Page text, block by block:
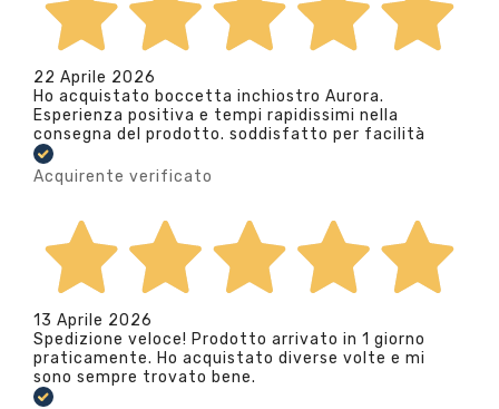
22 Aprile 2026
Ho acquistato boccetta inchiostro Aurora.
Esperienza positiva e tempi rapidissimi nella
consegna del prodotto. soddisfatto per facilità
Acquirente verificato
13 Aprile 2026
Spedizione veloce! Prodotto arrivato in 1 giorno
praticamente. Ho acquistato diverse volte e mi
sono sempre trovato bene.